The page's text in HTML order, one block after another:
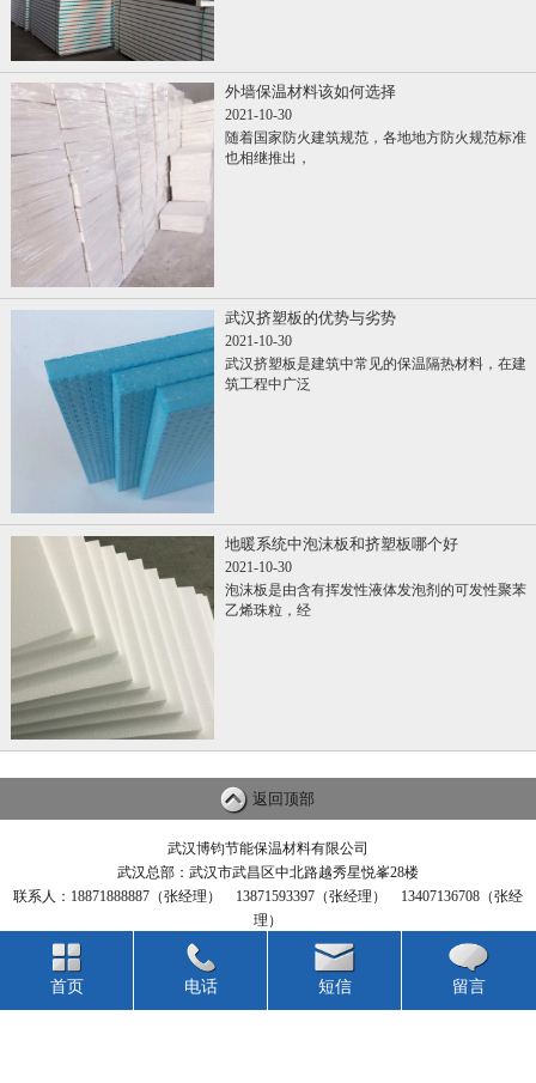
外墙保温材料该如何选择
2021-10-30
随着国家防火建筑规范，各地地方防火规范标准
也相继推出，
武汉挤塑板的优势与劣势
2021-10-30
武汉挤塑板是建筑中常见的保温隔热材料，在建
筑工程中广泛
地暖系统中泡沫板和挤塑板哪个好
2021-10-30
泡沫板是由含有挥发性液体发泡剂的可发性聚苯
乙烯珠粒，经
返回顶部
武汉博钧节能保温材料有限公司
武汉总部：武汉市武昌区中北路越秀星悦峯28楼
联系人：18871888887（张经理） 13871593397（张经理） 13407136708（张经
理）
湖北工厂：安陆 汉川 咸宁
安徽工厂：滁州 合肥 六安
江西工厂：南昌 上饶 宜春
河北工厂：廊坊 大城 河间
首页 电话 短信 留言